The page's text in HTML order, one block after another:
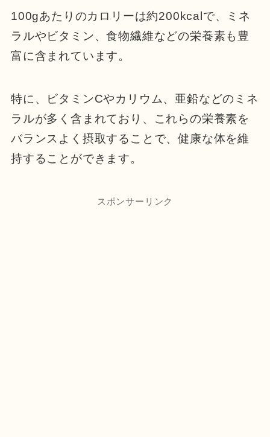
100gあたりのカロリーは約200kcalで、ミネ
ラルやビタミン、食物繊維などの栄養素も豊
富に含まれています。
特に、ビタミンCやカリウム、亜鉛などのミネ
ラルが多く含まれており、これらの栄養素を
バランスよく摂取することで、健康な体を維
持することができます。
スポンサーリンク